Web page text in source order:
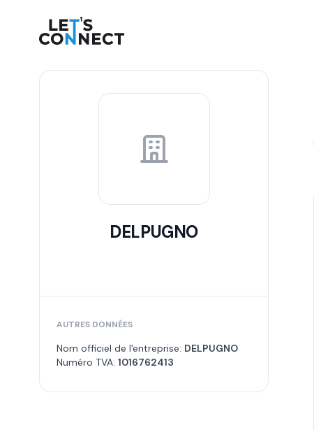
Let's Connect
DELPUGNO
AUTRES DONNÉES
Nom officiel de l'entreprise: DELPUGNO
Numéro TVA: 1016762413